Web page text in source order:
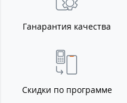
Ганарантия качества
Скидки по программе